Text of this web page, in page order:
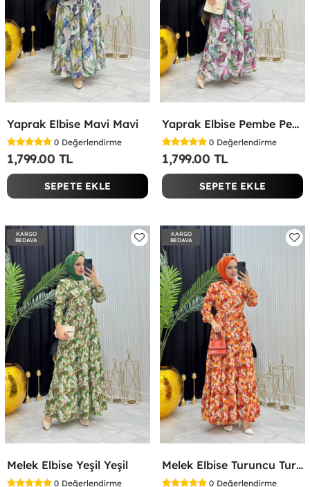
Yaprak Elbise Mavi Mavi
0 Değerlendirme
1,799.00 TL
SEPETE EKLE
Yaprak Elbise Pembe Pembe
0 Değerlendirme
1,799.00 TL
SEPETE EKLE
KARGO
BEDAVA
Melek Elbise Yeşil Yeşil
0 Değerlendirme
KARGO
BEDAVA
Melek Elbise Turuncu Turuncu
0 Değerlendirme